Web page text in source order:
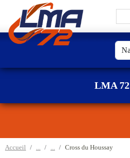
LMA 72
Accueil Cross du Houssay
Panneau de gestion des cookies